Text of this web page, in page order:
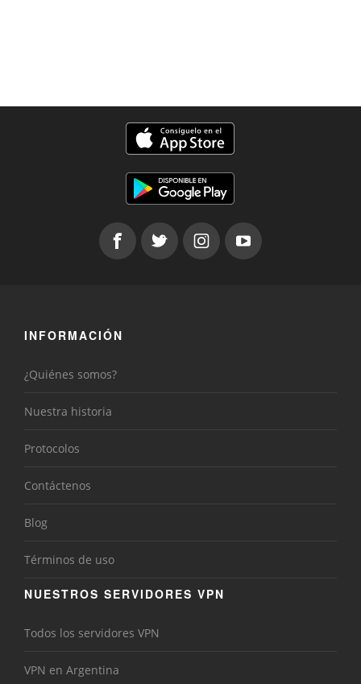
INFORMACIÓN
¿Quiénes somos?
Nuestra historia
Protocolos
Contáctenos
Blog
Términos de uso
NUESTROS SERVIDORES VPN
Todos los servidores VPN
VPN en Argentina